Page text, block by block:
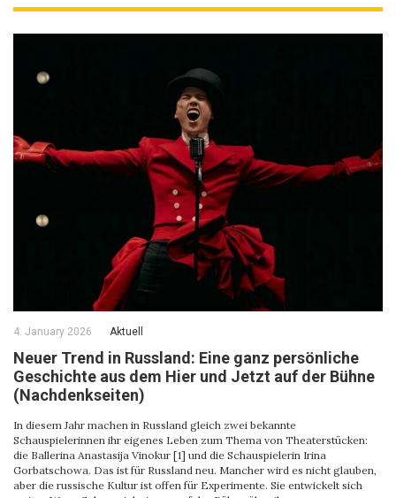
4. January 2026 Aktuell
Neuer Trend in Russland: Eine ganz persönliche
Geschichte aus dem Hier und Jetzt auf der Bühne
(Nachdenkseiten)
In diesem Jahr machen in Russland gleich zwei bekannte
Schauspielerinnen ihr eigenes Leben zum Thema von Theaterstücken:
die Ballerina Anastasija Vinokur [1] und die Schauspielerin Irina
Gorbatschowa. Das ist für Russland neu. Mancher wird es nicht glauben,
aber die russische Kultur ist offen für Experimente. Sie entwickelt sich